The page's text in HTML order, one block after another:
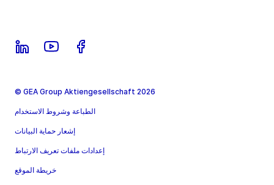
© GEA Group Aktiengesellschaft 2026
الطباعة وشروط الاستخدام
إشعار حماية البيانات
إعدادات ملفات تعريف الارتباط
خريطة الموقع